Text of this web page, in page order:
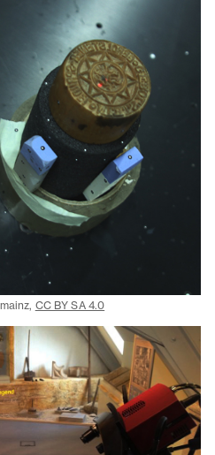
CC BY SA 4.0